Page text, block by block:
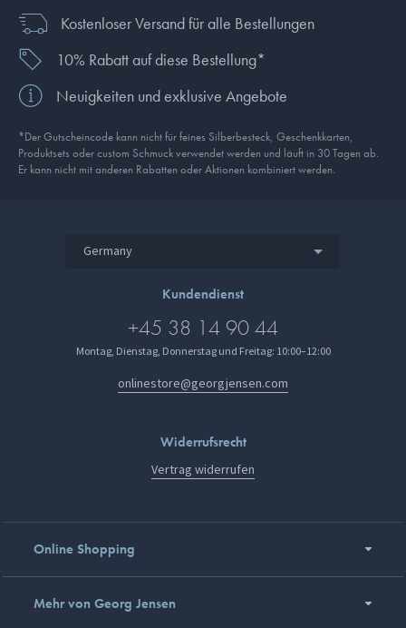
Kostenloser Versand für alle Bestellungen
10% Rabatt auf diese Bestellung*
Neuigkeiten und exklusive Angebote
*Der Gutscheincode kann nicht für feines Silberbesteck, Geschenkkarten,
Produkt­sets oder custom Schmuck verwendet werden und läuft in 30 Tagen ab.
Er kann nicht mit anderen Rabatten oder Aktionen kombiniert werden.
Germany
Kundendienst
+45 38 14 90 44
Montag, Dienstag, Donnerstag und Freitag: 10:00–12:00
onlinestore@georgjensen.com
Widerrufsrecht
Vertrag widerrufen
Online Shopping
Mehr von Georg Jensen